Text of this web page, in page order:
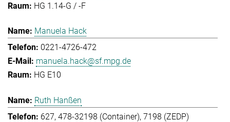
HG 1.14-G / -F
Manuela Hack
0221-4726-472
manuela.hack@sf.mpg.de
HG E10
Ruth Hanßen
627, 478-32198 (Container), 7198 (ZEDP)